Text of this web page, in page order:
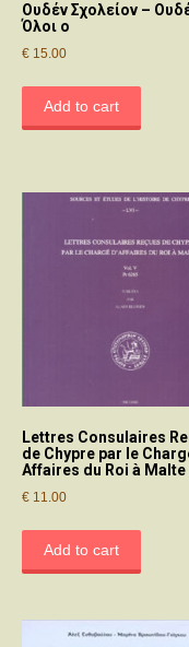
Ουδέν Σχολείον –
Όλοι ο
€ 15.00
Add to cart
Lettres Consulaires
de Chypre par le
Affaires du Roi à Malte
€ 11.00
Add to cart